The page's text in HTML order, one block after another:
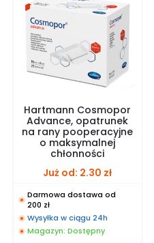
Hartmann Cosmopor
Advance, opatrunek
na rany pooperacyjne
o maksymalnej
chłonności
Już od: 2.30 zł
Darmowa dostawa od
200 zł
Wysyłka w ciągu 24h
Magazyn: Dostępny